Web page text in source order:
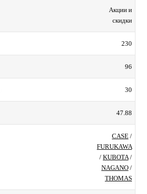
Акции и
скидки
230
96
30
47.88
CASE /
FURUKAWA
/ KUBOTA/
NAGANO /
THOMAS